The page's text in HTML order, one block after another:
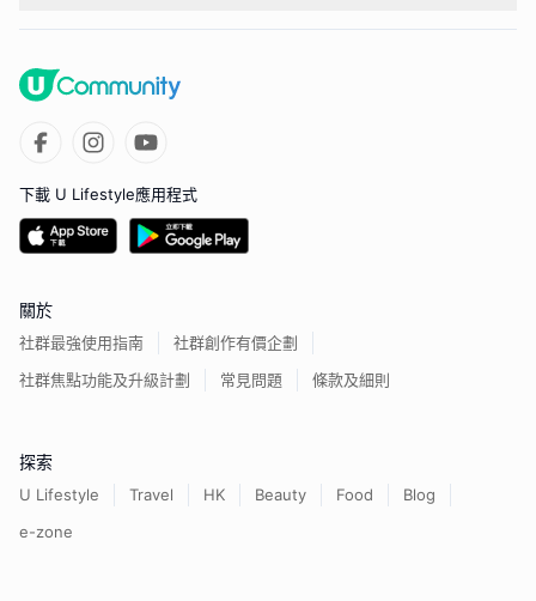
下載 U Lifestyle應用程式
關於
社群最強使用指南
社群創作有價企劃
社群焦點功能及升級計劃
常見問題 條款及細則
探索
U Lifestyle Travel HK Beauty Food
Blog
e-zone